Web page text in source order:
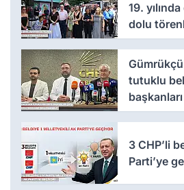
19.
dolu
tutuklu
başkanları
'Yıllarca
3 CHP’li
Parti’ye